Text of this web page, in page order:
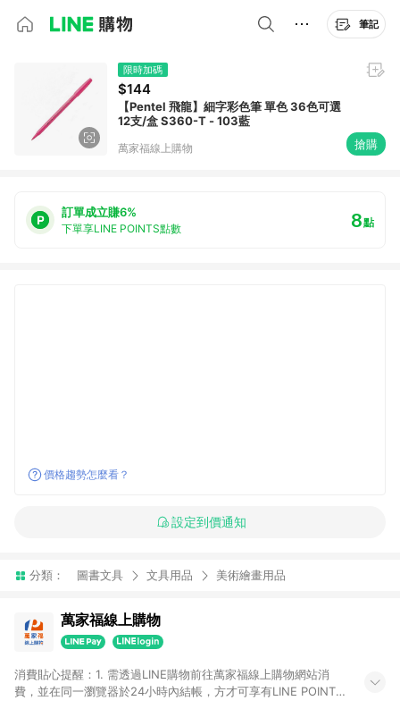
筆記
限時加碼
$144
【Pentel 飛龍】細字彩色筆 單色 36色可選
12支/盒 S360-T - 103藍
萬家福線上購物 搶購
訂單成立賺6%
下單享LINE POINTS點數 8點
價格趨勢怎麼看？
設定到價通知
分類： 圖書文具 文具用品 美術繪畫用品
萬家福線上購物
消費貼心提醒：1. 需透過LINE購物前往萬家福線上購物網站消
費，並在同一瀏覽器於24小時內結帳，方才可享有LINE POINTS